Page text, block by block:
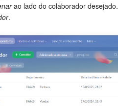
ao lado do colaborador desejado.
.